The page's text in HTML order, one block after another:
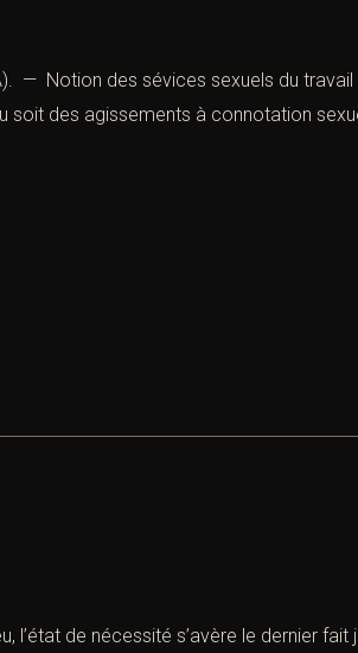
Notion des sévices sexuels du travail
des agissements à connotation
l’état de nécessité s’avère le dernier